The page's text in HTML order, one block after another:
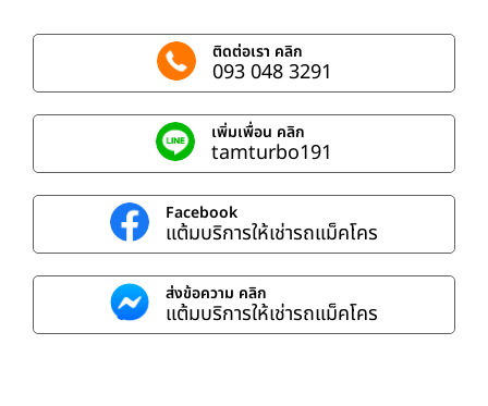
ติดต่อเรา คลิก
093 048 3291
เพิ่มเพื่อน คลิก
tamturbo191
Facebook
แต้มบริการให้เช่ารถแม็คโคร
ส่งข้อความ คลิก
แต้มบริการให้เช่ารถแม็คโคร